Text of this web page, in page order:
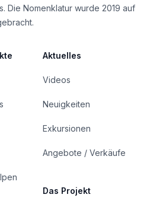
Die Nomenklatur wurde 2019 auf
Aktuelles
Videos
Neuigkeiten
Exkursionen
Angebote / Verkäufe
Das Projekt